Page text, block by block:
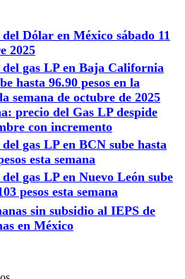
Dólar en México sábado 11
2025
del gas LP en Baja California
hasta 96.90 pesos en la
semana de octubre de 2025
precio del Gas LP despide
con incremento
gas LP en BCN sube hasta
esta semana
gas LP en Nuevo León sube
pesos esta semana
sin subsidio al IEPS de
en México